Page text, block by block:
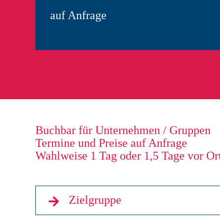
auf Anfrage
Buchbar für Unternehmen / Gruppen
Termine und Preise auf Anfrage
Wahlweise 1 Tag oder 1,5 Tage vor
Zielgruppe